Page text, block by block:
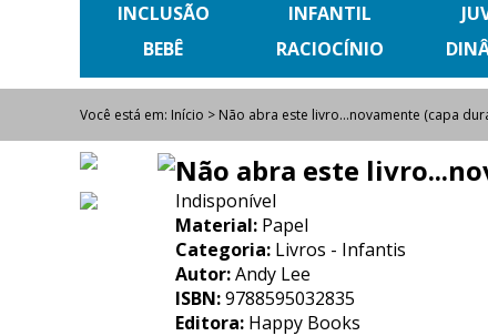
INCLUSÃO INFANTIL
BEBÊ
RACIOCÍNIO
Você está em: Início > Não abra este livro...novamente (capa
Não abra este
Indisponível
Material: Papel
Categoria: Livros - Infantis
Autor:Andy Lee
ISBN:9788595032835
Editora: Happy Books